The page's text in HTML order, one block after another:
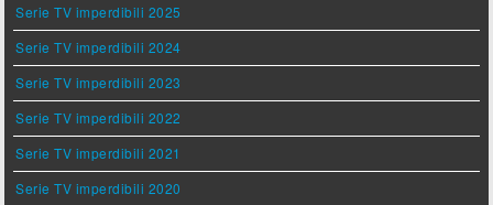
Serie TV imperdibili 2025
Serie TV imperdibili 2024
Serie TV imperdibili 2023
Serie TV imperdibili 2022
Serie TV imperdibili 2021
Serie TV imperdibili 2020